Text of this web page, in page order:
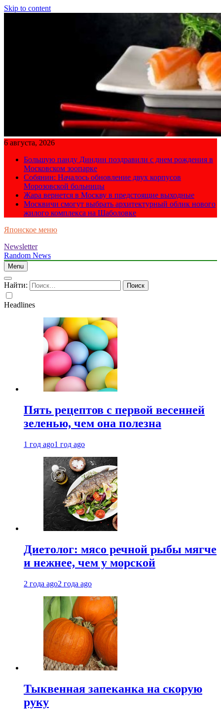
Skip to content
6 августа, 2026
Большую панду Диндин поздравили с днем рождения в
Московском зоопарке
Собянин: Началось обновление двух корпусов
Морозовской больницы
Жара вернется в Москву в предстоящие выходные
Москвичи смогут выбрать архитектурный облик нового
жилого комплекса на Шаболовке
Японское меню
Newsletter
Random News
Menu
Найти:
Headlines
Пять рецептов с первой весенней
зеленью, чем она полезна
1 год ago1 год ago
Диетолог: мясо речной рыбы мягче
и нежнее, чем у морской
2 года ago2 года ago
Тыквенная запеканка на скорую
руку